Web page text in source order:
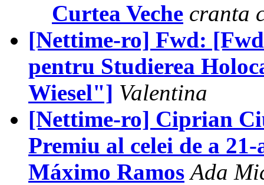
Curtea Veche cranta
[Nettime-ro] Fwd:
pentru Studierea
Wiesel"] Valentina
[Nettime-ro] Ciprian
Premiu al celei de a
Máximo Ramos Ada